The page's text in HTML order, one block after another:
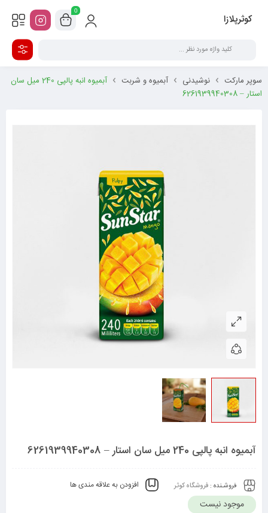
کوثرپلازا
0
سوپر مارکت نوشیدنی آبمیوه و شربت
آبمیوه انبه پالپی 240 میل سان
استار – 6261939940308
آبمیوه انبه پالپی 240 میل سان استار – 6261939940308
فروشـنده : فروشگاه کوثر افزودن به علاقه مندی ها
موجود نیست